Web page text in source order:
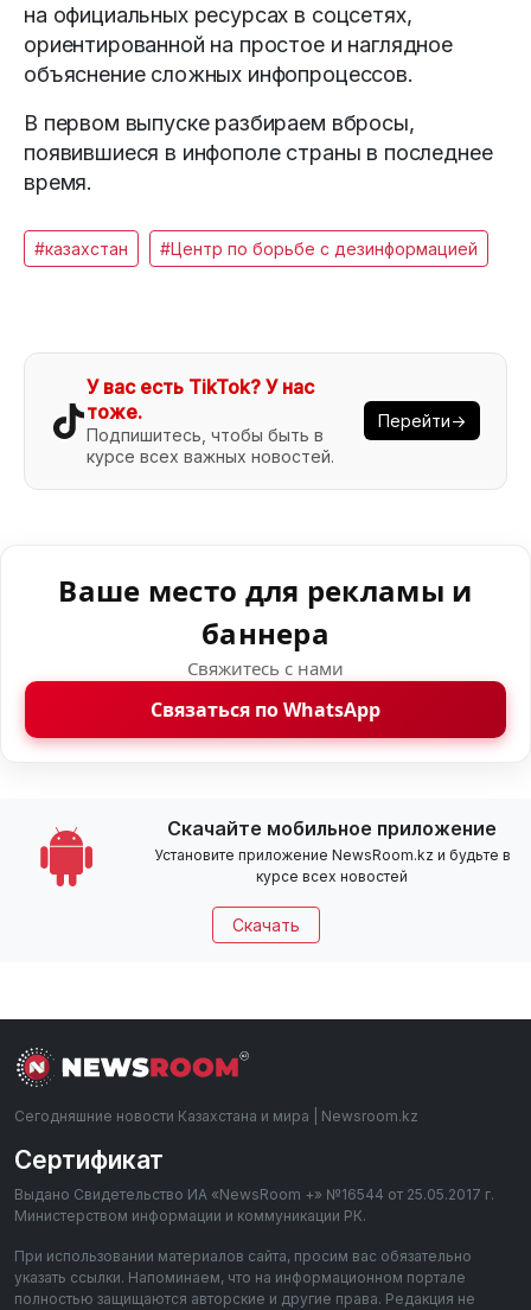
на официальных ресурсах в соцсетях,
ориентированной на простое и наглядное
объяснение сложных инфопроцессов.
В первом выпуске разбираем вбросы,
появившиеся в инфополе страны в последнее
время.
#казахстан #Центр по борьбе с дезинформацией
У вас есть TikTok? У нас
тоже.
Подпишитесь, чтобы быть в
курсе всех важных новостей.
Перейти→
Ваше место для рекламы и
баннера
Свяжитесь с нами
Связаться по WhatsApp
Скачайте мобильное приложение
Установите приложение NewsRoom.kz и будьте в
курсе всех новостей
Скачать
Сегодняшние новости Казахстана и мира | Newsroom.kz
Сертификат
Выдано Свидетельство ИА «NewsRoom +» №16544 от 25.05.2017 г.
Министерством информации и коммуникации РК.
При использовании материалов сайта, просим вас обязательно
указать ссылки. Напоминаем, что на информационном портале
полностью защищаются авторские и другие права. Редакция не